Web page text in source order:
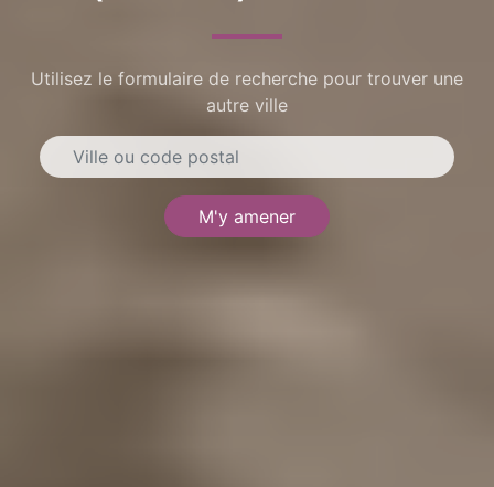
Utilisez le formulaire de recherche pour trouver une
autre ville
M'y amener